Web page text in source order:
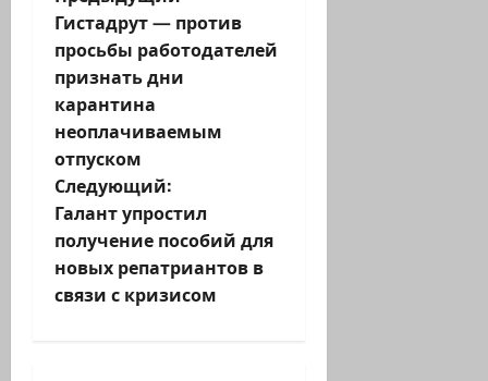
а
в
и
г
а
ц
Гистадрут — против
просьбы работодателей
признать дни
карантина
неоплачиваемым
отпуском
Следующий:
Галант упростил
получение пособий для
новых репатриантов в
связи с кризисом